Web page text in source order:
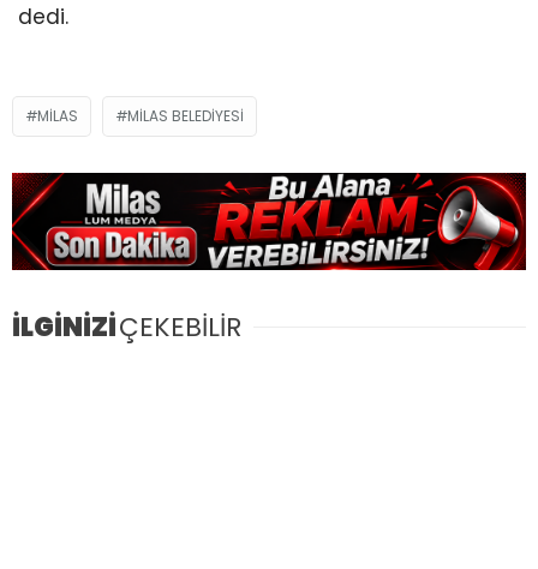
dedi.
MILAS MILAS BELEDIYESI
İLGİNİZİÇEKEBİLİR